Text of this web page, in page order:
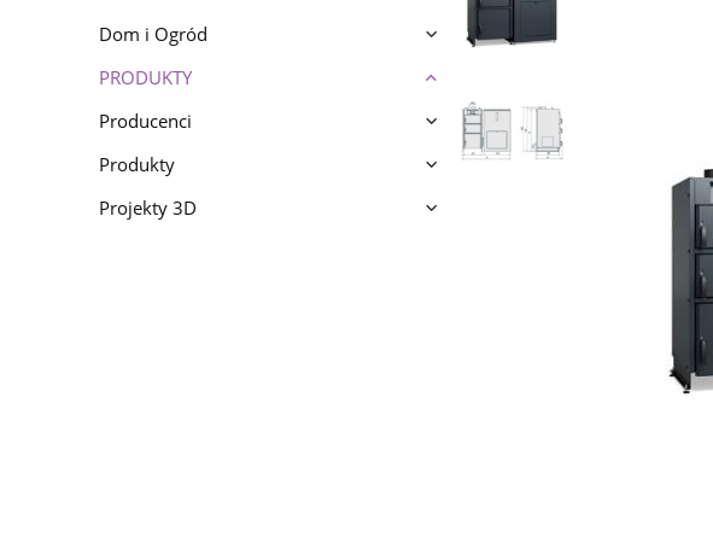
Dom i Ogród
PRODUKTY
Producenci
Produkty
Projekty 3D